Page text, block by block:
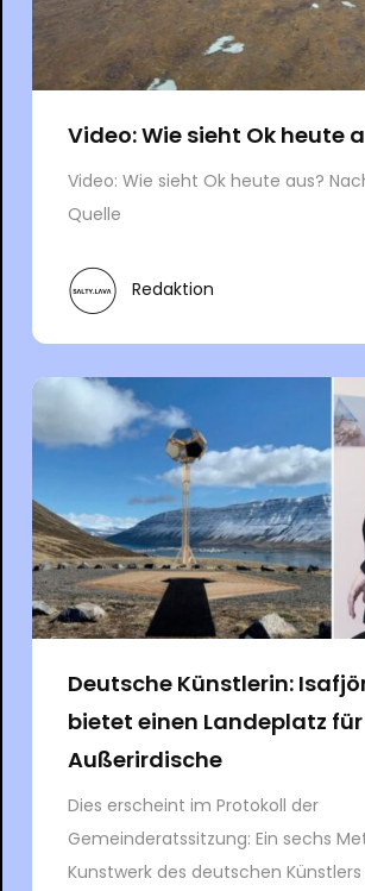
Video: Wie sieht Ok heute
Video: Wie sieht Ok heute aus?
Quelle
Redaktion
Deutsche Künstlerin:
bietet einen Landeplatz für
Außerirdische
Dies erscheint im Protokoll der
Gemeinderatssitzung: Ein sechs
Kunstwerk des deutschen Künstlers